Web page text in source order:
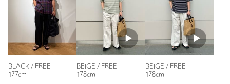
洗濯表示について
商品番号 1332-1-000010
4人が参考になったと回答
参考になった
BLACK / FREE
177cm
BEIGE / FREE
178cm
BEIGE / FREE
178cm